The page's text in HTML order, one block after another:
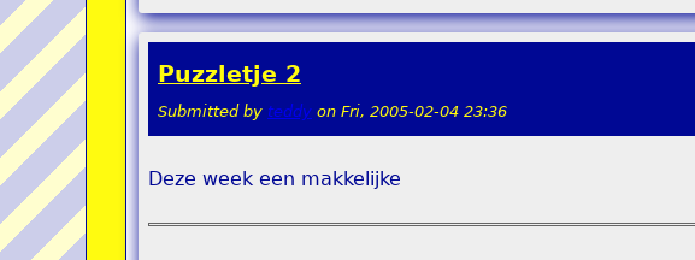
Puzzletje 2
Submitted by teddy on Fri, 2005-02-04 23:36
Deze week een makkelijke